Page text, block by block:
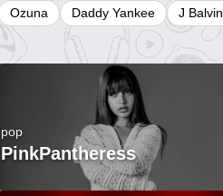
Ozuna Daddy Yankee J Balvin
pop
PinkPantheress